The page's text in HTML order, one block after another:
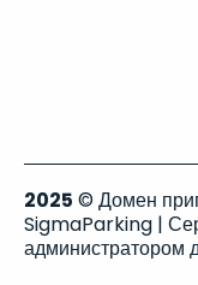
2025 © Домен
SigmaParking |